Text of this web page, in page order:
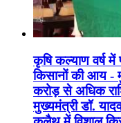
कृषि कल्याण वर्ष
किसानों की आय -
करोड़ से अधिक
मुख्यमंत्री डॉ.